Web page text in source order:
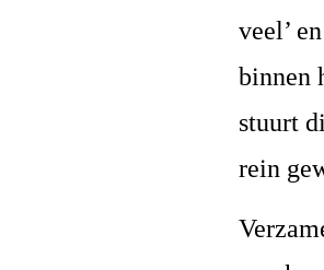
veel’
binnen
stuurt
rein